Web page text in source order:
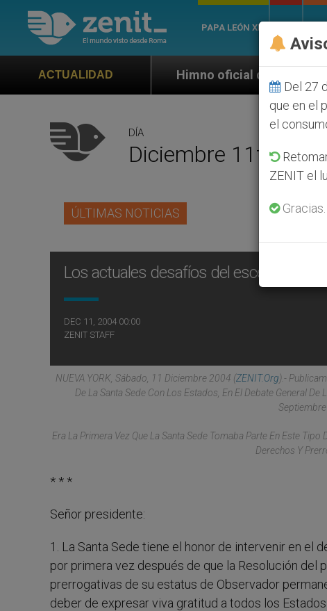
PAPA LEÓN XIV
ACTUALIDAD
Himno oficial de la Jornada Mundial de la
DÍA
Diciembre 11th,
ÚLTIMAS NOTICIAS
Los actuales desafíos del escenario
DEC 11, 2004 00:00
ZENIT STAFF
NUEVA YORK, Sábado, 11 Diciembre 2004 (ZENIT.org).-
De La Santa Sede Con Los Estados, En El Debate General
Septiembre
Era La Primera Vez Que La Santa Sede Tomaba Parte En Este
Derechos Y
* * *
Señor presidente:
1. La Santa Sede tiene el honor de intervenir en el
por primera vez después de que la Resolución del
prerrogativas de su estatus de Observador
deber de expresar viva gratitud a todos los
Del 27
que en el
el
ZENIT el
Gracias.